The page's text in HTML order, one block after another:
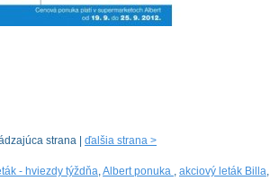
strana | ďalšia strana >
- hviezdy týždňa,Albert ponuka , akciový leták Billa,